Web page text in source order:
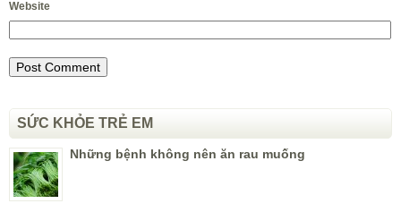
Website
SỨC KHỎE TRẺ EM
Những bệnh không nên ăn rau muống